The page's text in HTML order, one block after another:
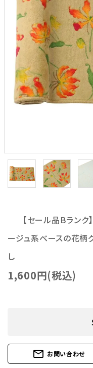
【セール品Bラン
ージュ系ベースの花柄
し
1,600円(税込)
mail_outline お問い合わせ